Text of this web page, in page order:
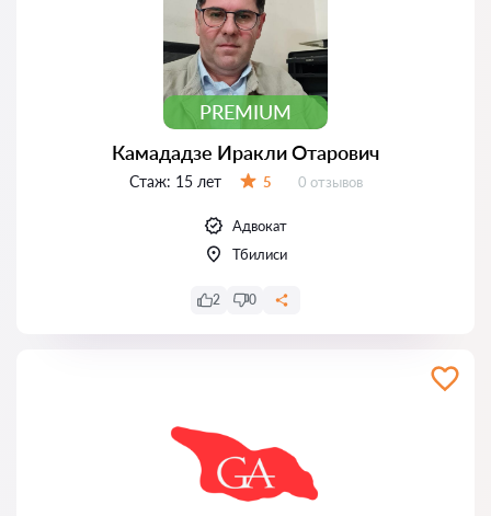
PREMIUM
Камададзе Иракли Отарович
Стаж: 15 лет 5 Отзывов:
0 отзывов
Адвокат
Тбилиси
2 0